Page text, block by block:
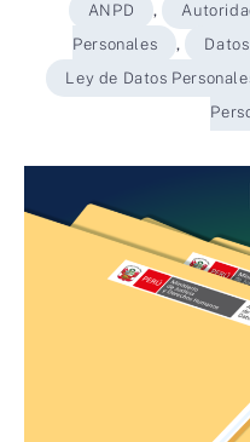
ANPD ,
Personales
,
Ley de Datos